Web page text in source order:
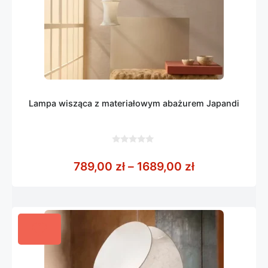
Lampa wisząca z materiałowym abażurem Japandi
5
789,00 zł – 1689,00 złZakres cen: